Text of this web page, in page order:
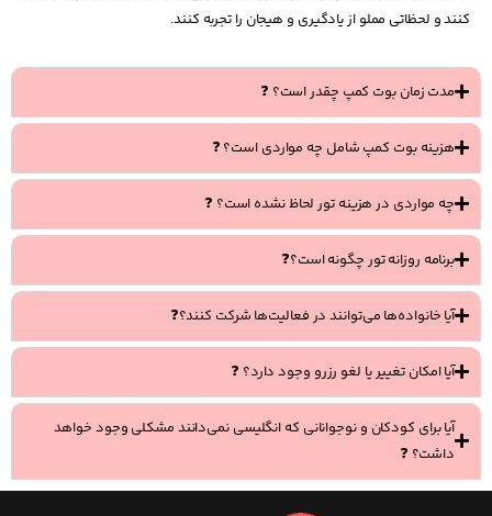
کنند و لحظاتی مملو از یادگیری و هیجان را تجربه کنند.
مدت زمان بوت کمپ چقدر است؟ ❓
هزینه بوت کمپ شامل چه مواردی است؟ ❓
چه مواردی در هزینه تور لحاظ نشده است؟ ❓
برنامه روزانه تور چگونه است؟❓
آیا خانواده‌ها می‌توانند در فعالیت‌ها شرکت کنند؟❓
آیا امکان تغییر یا لغو رزرو وجود دارد؟ ❓
آیا برای کودکان و نوجوانانی که انگلیسی نمی‌دانند مشکلی وجود خواهد
داشت؟ ❓